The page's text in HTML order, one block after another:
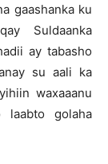
gaashanka ku
Suldaanka
ay tabasho
su aali ka
waxaaanu
golaha